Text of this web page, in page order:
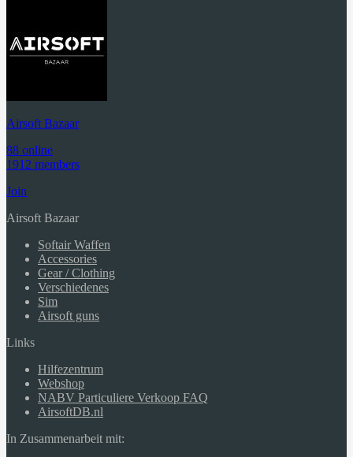
Airsoft Bazaar
88 online
1912 members
Join
Airsoft Bazaar
Softair Waffen
Accessories
Gear / Clothing
Verschiedenes
Sim
Airsoft guns
Links
Hilfezentrum
Webshop
NABV Particuliere Verkoop FAQ
AirsoftDB.nl
In Zusammenarbeit mit: